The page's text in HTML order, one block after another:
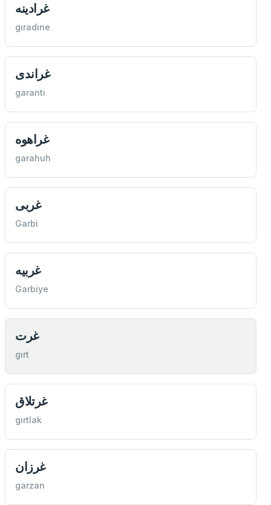
غرادينه
gıradine
غراندی
garanti
غراهوه
garahuh
غربی
Garbi
غربيه
Garbiye
غرت
gırt
غرتلاق
gırtlak
غرزان
garzan